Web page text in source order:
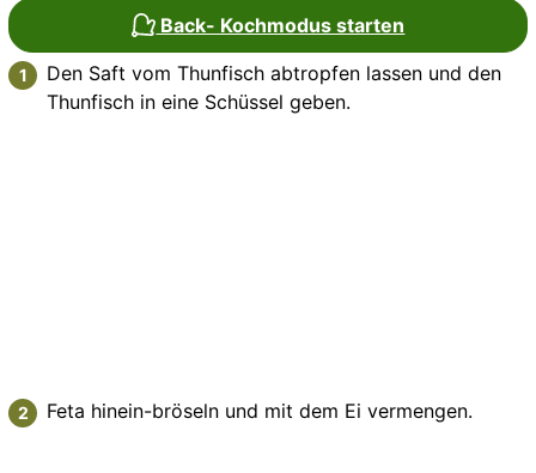
Back- Kochmodus starten
Den Saft vom Thunfisch abtropfen lassen und den
Thunfisch in eine Schüssel geben.
Feta hinein-bröseln und mit dem Ei vermengen.